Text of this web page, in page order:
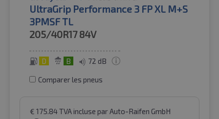
UltraGrip Performance 3 FP XL M+S
3PMSF TL
205/40R17 84V
D B 72 dB
Comparer les pneus
€ 175.84TVA incluse par Auto-Raifen GmbH